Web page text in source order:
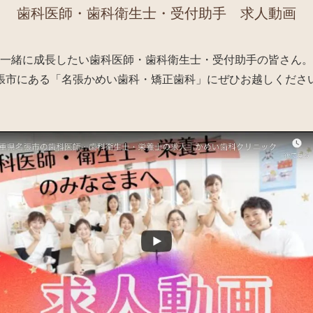
歯科医師・歯科衛生士・受付助手 求人動画
一緒に成長したい歯科医師・歯科衛生士・受付助手の皆さん。
市にある「名張かめい歯科・矯正歯科」にぜひお越しくださ